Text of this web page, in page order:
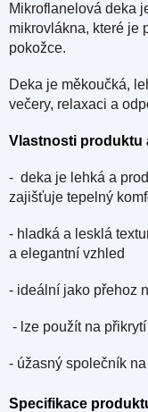
Mikroflanelová deka
mikrovlákna, které je
pokožce.
Deka je měkoučká,
večery, relaxaci a
Vlastnosti produktu
- deka je lehká a
zajišťuje tepelný
- hladká a lesklá
a elegantní vzhled
- ideální jako přehoz
- lze použít na
- úžasný společník
Specifikace